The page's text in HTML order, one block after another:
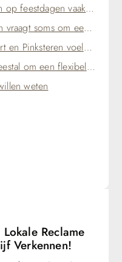
Openbare diensten zijn op feestdagen vaak beperkter dan winkels
Parkeren op feestdagen vraagt soms om een andere aanpak
Kerst, Pasen, Hemelvaart en Pinksteren voelen elk net anders
Een feestdag vraagt meestal om een flexibelere planning
weten
Reclame
Verkennen!